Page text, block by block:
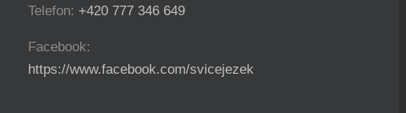
Telefon: +420 777 346 649
Facebook:
https://www.facebook.com/svicejezek